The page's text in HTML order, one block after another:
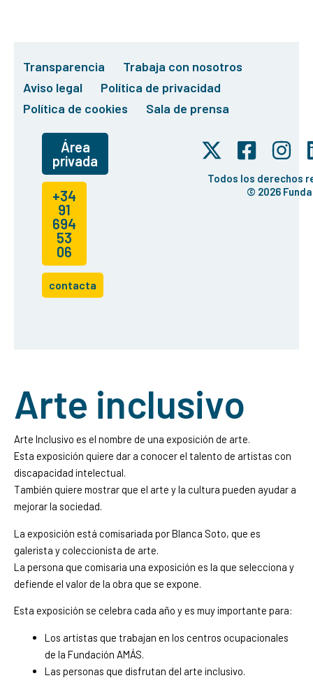
Transparencia
Trabaja con nosotros
Aviso legal
Política de privacidad
Política de cookies
Sala de prensa
Área
privada
+34
91
694
53
06
contacta
Todos los derechos
© 2026
Arte inclusivo
Arte Inclusivo es el nombre de una exposición de arte.
Esta exposición quiere dar a conocer el talento de artistas con
discapacidad intelectual.
También quiere mostrar que el arte y la cultura pueden ayudar a
mejorar la sociedad.
La exposición está comisariada por Blanca Soto, que es
galerista y coleccionista de arte.
La persona que comisaria una exposición es la que selecciona y
defiende el valor de la obra que se expone.
Esta exposición se celebra cada año y es muy importante para:
Los artistas que trabajan en los centros ocupacionales
de la Fundación AMÁS.
Las personas que disfrutan del arte inclusivo.